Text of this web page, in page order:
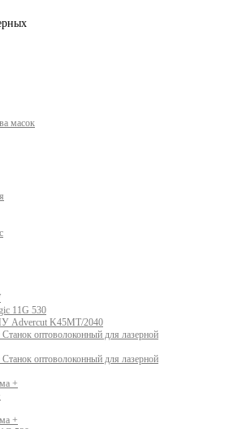
масок
11G 530
Advercut K45MT/2040
оптоволоконный для лазерной
оптоволоконный для лазерной
+
+